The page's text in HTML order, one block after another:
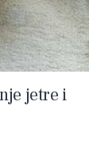
jetre i